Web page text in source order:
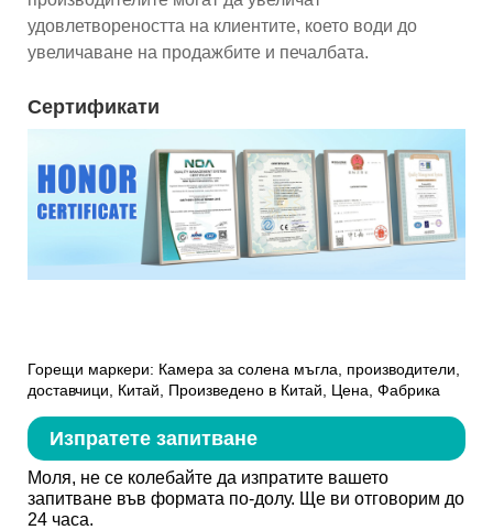
удовлетвореността на клиентите, което води до
увеличаване на продажбите и печалбата.
Сертификати
Горещи маркери: Камера за солена мъгла, производители,
доставчици, Китай, Произведено в Китай, Цена, Фабрика
Изпратете запитване
Моля, не се колебайте да изпратите вашето
запитване във формата по-долу. Ще ви отговорим до
24 часа.